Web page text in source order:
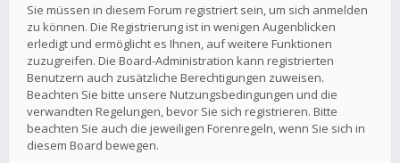
Sie müssen in diesem Forum registriert sein, um sich anmelden
zu können. Die Registrierung ist in wenigen Augenblicken
erledigt und ermöglicht es Ihnen, auf weitere Funktionen
zuzugreifen. Die Board-Administration kann registrierten
Benutzern auch zusätzliche Berechtigungen zuweisen.
Beachten Sie bitte unsere Nutzungsbedingungen und die
verwandten Regelungen, bevor Sie sich registrieren. Bitte
beachten Sie auch die jeweiligen Forenregeln, wenn Sie sich in
diesem Board bewegen.